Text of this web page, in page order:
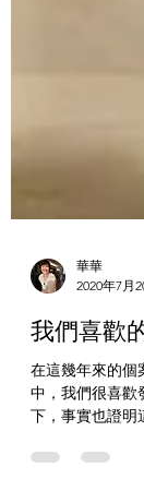
華華
2020年7月
我們喜歡
在這幾年來的
下，事實也證明